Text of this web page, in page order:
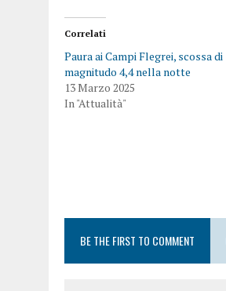
Correlati
Paura ai Campi Flegrei, scossa di
magnitudo 4,4 nella notte
13 Marzo 2025
In "Attualità"
BE THE FIRST TO COMMENT